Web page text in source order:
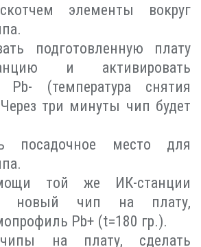
элементы вокруг
подготовленную плату
и активировать
Pb- (температура снятия
три минуты чип будет
посадочное место для
той же ИК-станции
новый чип на плату,
Pb+ (t=180 гр.).
на плату, сделать